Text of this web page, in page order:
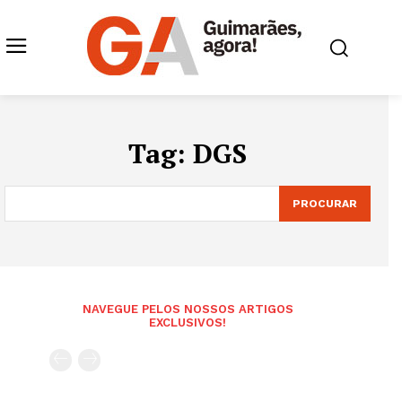
Tag: DGS
PROCURAR
NAVEGUE PELOS NOSSOS ARTIGOS
EXCLUSIVOS!